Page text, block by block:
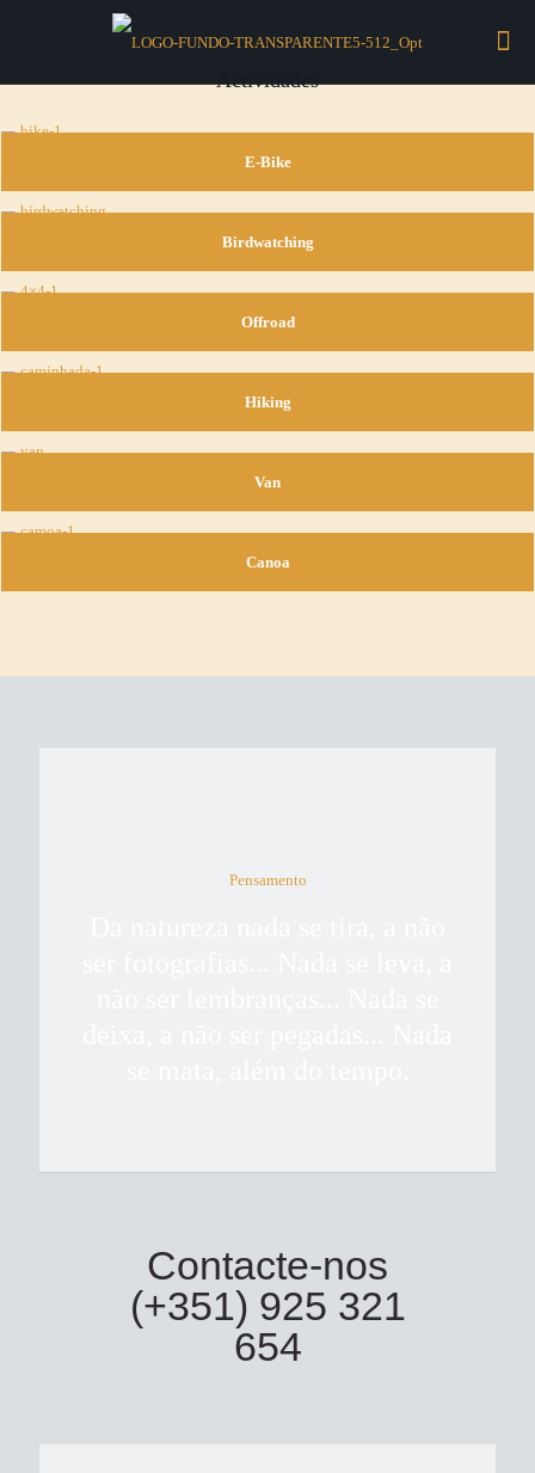
Actividades
E-Bike
Birdwatching
Offroad
Hiking
Van
Canoa
Pensamento
Contacte-nos
(+351) 925 321
654